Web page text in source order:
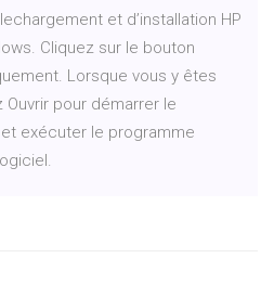
et d’installation HP
Cliquez sur le bouton
Lorsque vous y êtes
Ouvrir pour démarrer le
exécuter le programme